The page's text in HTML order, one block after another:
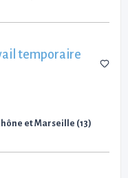
temporaire
et Marseille (13)